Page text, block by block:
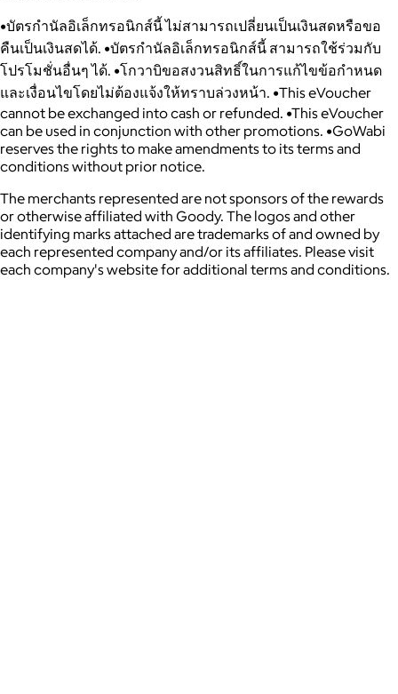
•บัตรกำนัลอิเล็กทรอนิกส์นี้ ไม่สามารถเปลี่ยนเป็นเงินสดหรือขอ
คืนเป็นเงินสดได้. •บัตรกำนัลอิเล็กทรอนิกส์นี้ สามารถใช้ร่วมกับ
โปรโมชั่นอื่นๆ ได้. •โกวาบิขอสงวนสิทธิ์ในการแก้ไขข้อกำหนด
และเงื่อนไขโดยไม่ต้องแจ้งให้ทราบล่วงหน้า. •This eVoucher
cannot be exchanged into cash or refunded. •This eVoucher
can be used in conjunction with other promotions. •GoWabi
reserves the rights to make amendments to its terms and
conditions without prior notice.
The merchants represented are not sponsors of the rewards
or otherwise affiliated with Goody. The logos and other
identifying marks attached are trademarks of and owned by
each represented company and/or its affiliates. Please visit
each company's website for additional terms and conditions.